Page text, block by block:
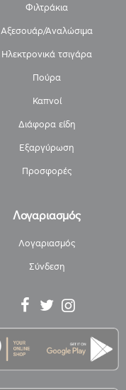
Φιλτράκια
Αξεσουάρ/Αναλώσιμα
Ηλεκτρονικά τσιγάρα
Πούρα
Καπνοί
Διάφορα είδη
Εξαργύρωση
Προσφορές
Λογαριασμός
Λογαριασμός
Σύνδεση